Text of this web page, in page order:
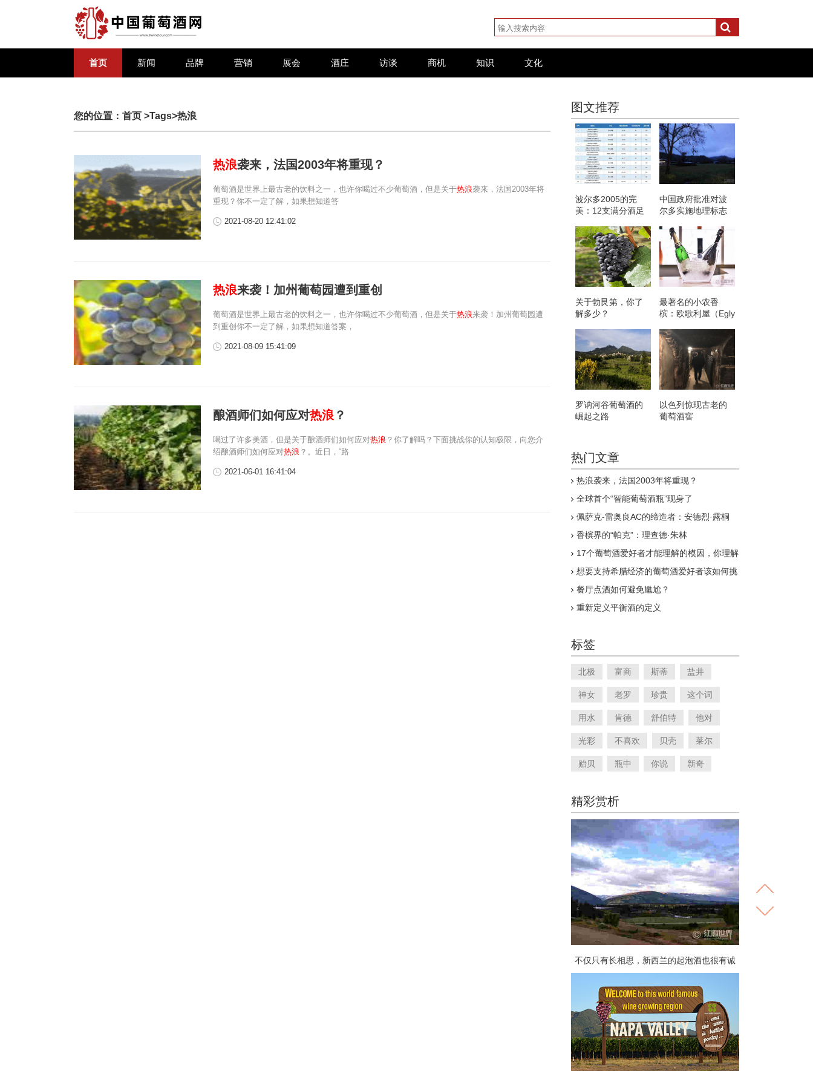
首页 新闻 品牌 营销 展会 酒庄 访谈 商机 知识 文化
您的位置： 首页 >Tags>热浪
热浪袭来，法国2003年将重现？
葡萄酒是世界上最古老的饮料之一，也许你喝过不少葡萄酒，但是关于热浪袭来，法国2003年将
重现？你不一定了解，如果想知道答
2021-08-20 12:41:02
热浪来袭！加州葡萄园遭到重创
葡萄酒是世界上最古老的饮料之一，也许你喝过不少葡萄酒，但是关于热浪来袭！加州葡萄园遭
到重创你不一定了解，如果想知道答案，
2021-08-09 15:41:09
酿酒师们如何应对热浪 ？
喝过了许多美酒，但是关于酿酒师们如何应对热浪 ？你了解吗？下面挑战你的认知极限，向您介
绍酿酒师们如何应对热浪 ？。近日，“路
2021-06-01 16:41:04
图文推荐
波尔多2005的完
美：12支满分酒足
中国政府批准对波
尔多实施地理标志
关于勃艮第，你了
解多少？
最著名的小农香
槟：欧歌利屋（Egly
罗讷河谷葡萄酒的
崛起之路
以色列惊现古老的
葡萄酒窖
热门文章
热浪袭来，法国2003年将重现？
全球首个“智能葡萄酒瓶”现身了
佩萨克-雷奥良AC的缔造者：安德烈·露桐
香槟界的“帕克”：理查德·朱林
17个葡萄酒爱好者才能理解的模因，你理解
想要支持希腊经济的葡萄酒爱好者该如何挑
餐厅点酒如何避免尴尬？
重新定义平衡酒的定义
标签
北极 富商 斯蒂 盐井
神女 老罗 珍贵 这个词
用水 肯德 舒伯特 他对
光彩 不喜欢 贝壳 莱尔
贻贝 瓶中 你说 新奇
精彩赏析
不仅只有长相思，新西兰的起泡酒也很有诚
意